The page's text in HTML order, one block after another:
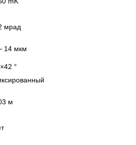
мрад
14 мкм
°
м